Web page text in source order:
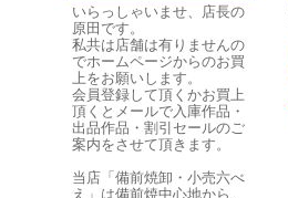
いらっしゃいませ、店長の
原田です。
私共は店舗は有りませんの
でホームページからのお買
上をお願いします。
会員登録して頂くかお買上
頂くとメールで入庫作品・
出品作品・割引セールのご
案内をさせて頂きます。
当店「備前焼卸・小売六べ
え」は備前焼中心地から、